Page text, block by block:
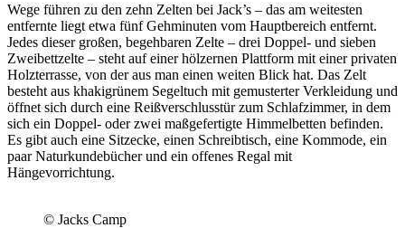
Wege führen zu den zehn Zelten bei Jack’s – das am weitesten
entfernte liegt etwa fünf Gehminuten vom Hauptbereich entfernt.
Jedes dieser großen, begehbaren Zelte – drei Doppel- und sieben
Zweibettzelte – steht auf einer hölzernen Plattform mit einer privaten
Holzterrasse, von der aus man einen weiten Blick hat. Das Zelt
besteht aus khakigrünem Segeltuch mit gemusterter Verkleidung und
öffnet sich durch eine Reißverschlusstür zum Schlafzimmer, in dem
sich ein Doppel- oder zwei maßgefertigte Himmelbetten befinden.
Es gibt auch eine Sitzecke, einen Schreibtisch, eine Kommode, ein
paar Naturkundebücher und ein offenes Regal mit
Hängevorrichtung.
© Jacks Camp